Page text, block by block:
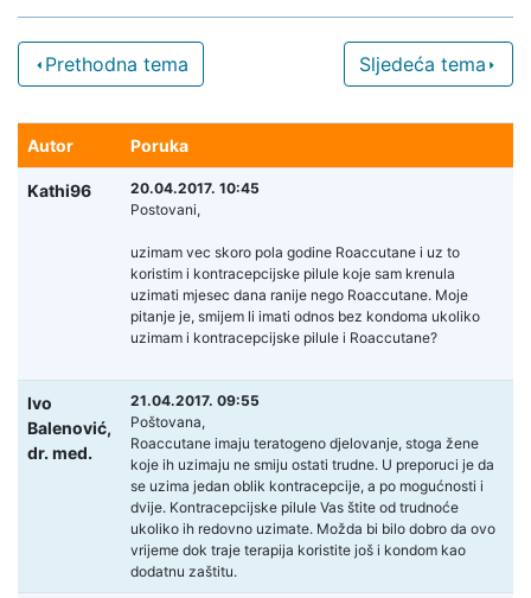
Prethodna tema Sljedeća tema
Autor Poruka
Kathi96
20.04.2017. 10:45
Postovani,
uzimam vec skoro pola godine Roaccutane i uz to
koristim i kontracepcijske pilule koje sam krenula
uzimati mjesec dana ranije nego Roaccutane. Moje
pitanje je, smijem li imati odnos bez kondoma ukoliko
uzimam i kontracepcijske pilule i Roaccutane?
Ivo
Balenović,
dr. med.
21.04.2017. 09:55
Poštovana,
Roaccutane imaju teratogeno djelovanje, stoga žene
koje ih uzimaju ne smiju ostati trudne. U preporuci je da
se uzima jedan oblik kontracepcije, a po mogućnosti i
dvije. Kontracepcijske pilule Vas štite od trudnoće
ukoliko ih redovno uzimate. Možda bi bilo dobro da ovo
vrijeme dok traje terapija koristite još i kondom kao
dodatnu zaštitu.